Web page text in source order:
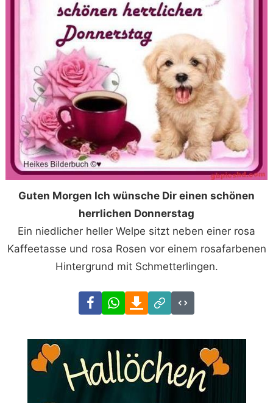
Guten Morgen Ich wünsche Dir einen schönen
herrlichen Donnerstag
Ein niedlicher heller Welpe sitzt neben einer rosa
Kaffeetasse und rosa Rosen vor einem rosafarbenen
Hintergrund mit Schmetterlingen.
FacebookWhatsAppDownload
Link
Code